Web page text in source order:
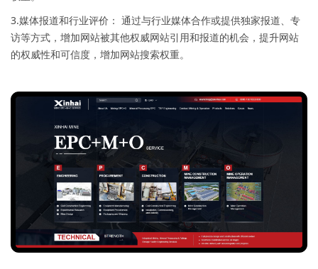
3.媒体报道和行业评价： 通过与行业媒体合作或提供独家报道、专
访等方式，增加网站被其他权威网站引用和报道的机会，提升网站
的权威性和可信度，增加网站搜索权重。